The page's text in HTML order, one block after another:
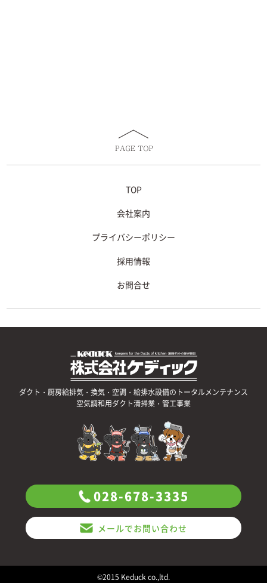
TOP
会社案内
プライバシーポリシー
採用情報
お問合せ
ダクト・厨房給排気・換気・空調・給排水設備のトータルメンテナンス
空気調和用ダクト清掃業・管工事業
028-678-3335
メールでお問い合わせ
©2015 Keduck co.,ltd.